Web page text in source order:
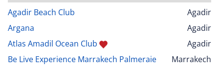
Agadir Beach Club
Agadir
Argana
Agadir
Atlas Amadil Ocean Club
Agadir
Be Live Experience Marrakech Palmeraie
Marrakech